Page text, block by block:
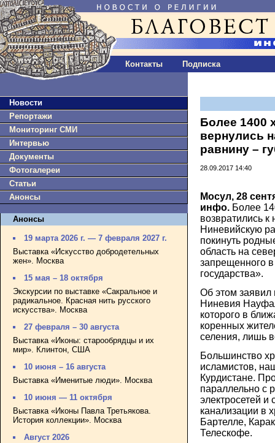
Контакты Подписка
Новости
Репортажи
Мониторинг СМИ
Интервью
Документы
Фотогалереи
Статьи
Анонсы
Анонсы
19 марта 2026 г. — 7 февраля 2027 г.
Выставка «Искусство добродетельных
жен». Москва
15 мая – 18 октября
Экскурсии по выставке «Сакральное и
радикальное. Красная нить русского
искусства». Москва
27 февраля – 30 августа
Выставка «Иконы: старообрядцы и их
мир». Клинтон, США
10 июня – 16 августа
Выставка «Именитые люди». Москва
10 июня — 11 октября
Выставка «Иконы Павла Третьякова.
История коллекции». Москва
Август 2026
Более 1400
вернулись
равнину –
28.09.2017 14:40
Мосул, 28
инфо. Более
возвратились
Ниневийскую
покинуть
область на
запрещенного
государства».
Об этом заявил
Ниневия
которого в
коренных
селения, лишь
Большинство
исламистов,
Курдистане.
параллельно с
электросетей
канализации в
Бартелле,
Телескофе.